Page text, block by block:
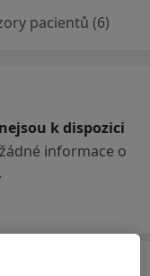
pacientů (6)
k dispozici
informace o